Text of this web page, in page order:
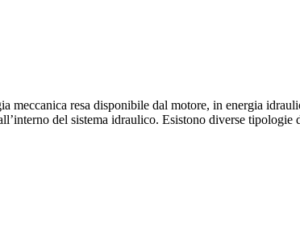
meccanica resa disponibile dal motore, in energia
del sistema idraulico. Esistono diverse